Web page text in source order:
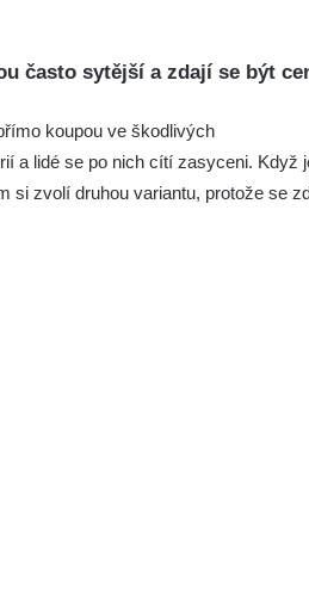
často sytější a zdají se být
koupou ve škodlivých
a lidé se po nich cítí zasyceni. Když
si zvolí druhou variantu, protože se